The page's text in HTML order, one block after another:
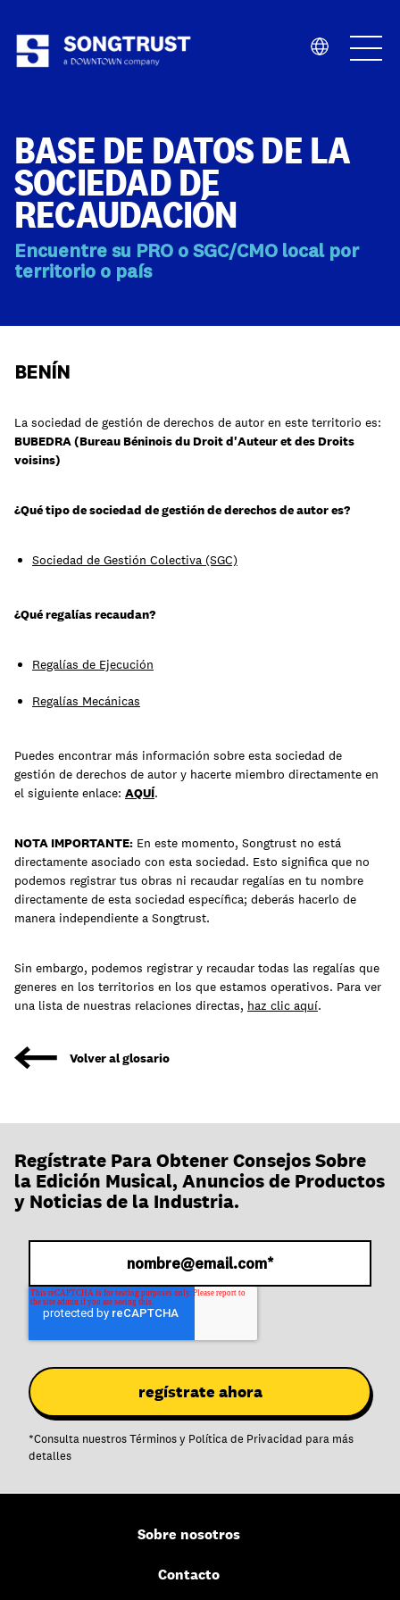
Qué Hacemos
Aprende
regístrate
BASE DE DATOS DE LA
SOCIEDAD DE
RECAUDACIÓN
Encuentre su PRO o SGC/CMO local por
territorio o país
BENÍN
La sociedad de gestión de derechos de autor en este territorio es:
BUBEDRA (Bureau Béninois du Droit d'Auteur et des Droits
voisins)
¿Qué tipo de sociedad de gestión de derechos de autor es?
Sociedad de Gestión Colectiva (SGC)
¿Qué regalías recaudan?
Regalías de Ejecución
Regalías Mecánicas
Puedes encontrar más información sobre esta sociedad de
gestión de derechos de autor y hacerte miembro directamente en
el siguiente enlace: AQUÍ.
NOTA IMPORTANTE: En este momento, Songtrust no está
directamente asociado con esta sociedad. Esto significa que no
podemos registrar tus obras ni recaudar regalías en tu nombre
directamente de esta sociedad específica; deberás hacerlo de
manera independiente a Songtrust.
Sin embargo, podemos registrar y recaudar todas las regalías que
generes en los territorios en los que estamos operativos. Para ver
una lista de nuestras relaciones directas, haz clic aquí.
Volver al glosario
Regístrate Para Obtener Consejos Sobre
la Edición Musical, Anuncios de Productos
y Noticias de la Industria.
*Consulta nuestrosTérminosy Política de Privacidad para más
detalles
Sobre nosotros
Contacto